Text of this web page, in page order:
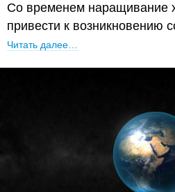
Со временем наращивание
привести к возникновению
Читать далее…